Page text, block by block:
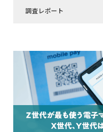
調査レポート